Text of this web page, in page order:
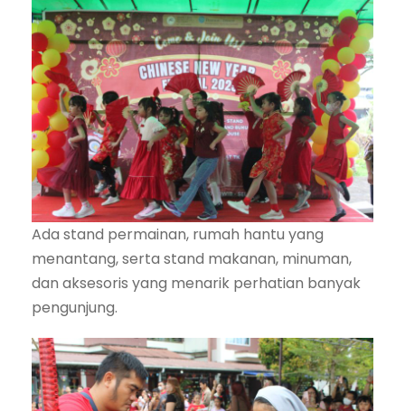
Ada stand permainan, rumah hantu yang
menantang, serta stand makanan, minuman,
dan aksesoris yang menarik perhatian banyak
pengunjung.